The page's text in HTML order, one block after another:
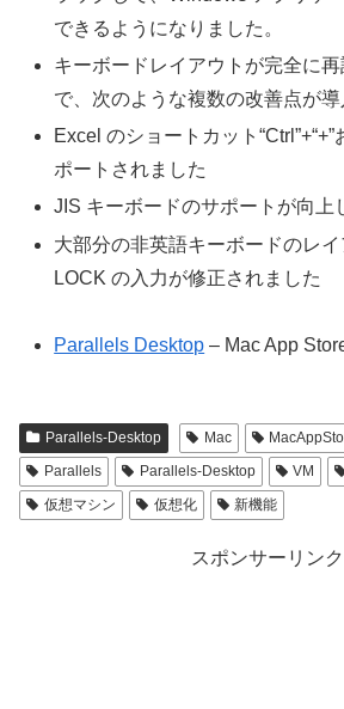
できるようになりました。
キーボードレイアウトが完全に
で、次のような複数の改善点が導
Excel のショートカット“Ctrl”+“+”
ポートされました
JIS キーボードのサポートが向上
大部分の非英語キーボードのレ
LOCK の入力が修正されました
Parallels Desktop – Mac App
Parallels-Desktop Mac
Parallels
Parallels-Desktop VM
仮想マシン
仮想化 新機能
スポンサーリンク